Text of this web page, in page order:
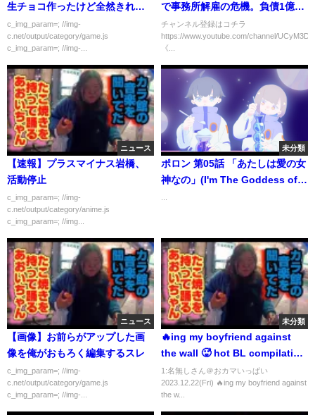
生チョコ作ったけど全然きれい
に出来なくてワロタ
c_img_param=; //img-
c.net/output/category/game.js
c_img_param=; //img-...
で事務所解雇の危機。負債1億円
超の詐欺的事業への関与疑惑が
物議を醸している。#TKO#借金#
キーニュース#shorts
チャンネル登録はコチラ
https://www.youtube.com/channel/
《...
ニュース
【速報】プラスマイナス岩橋、
活動停止
c_img_param=; //img-
c.net/output/category/anime.js
c_img_param=; //img...
未分類
ポロン 第05話 「あたしは愛の女
神なの」(I'm The Goddess of
ニュース
【画像】お前らがアップした画
像を俺がおもろく編集するスレ
c_img_param=; //img-
c.net/output/category/game.js
c_img_param=; //img-...
未分類
🔥ing my boyfriend against
the wall 🥵 hot BL compilation
💋 #bl #gay #couple
1:名無しさん＠おカマいっぱい
2023.12.22(Fri) 🔥ing my boyfriend against
the w...